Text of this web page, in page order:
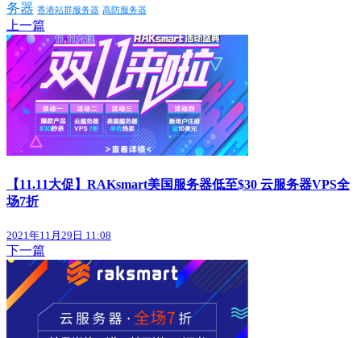
务器 香港站群服务器 高防服务器
上一篇
【11.11大促】RAKsmart美国服务器低至$30 云服务器VPS全
场7折
2021年11月29日 11:08
下一篇